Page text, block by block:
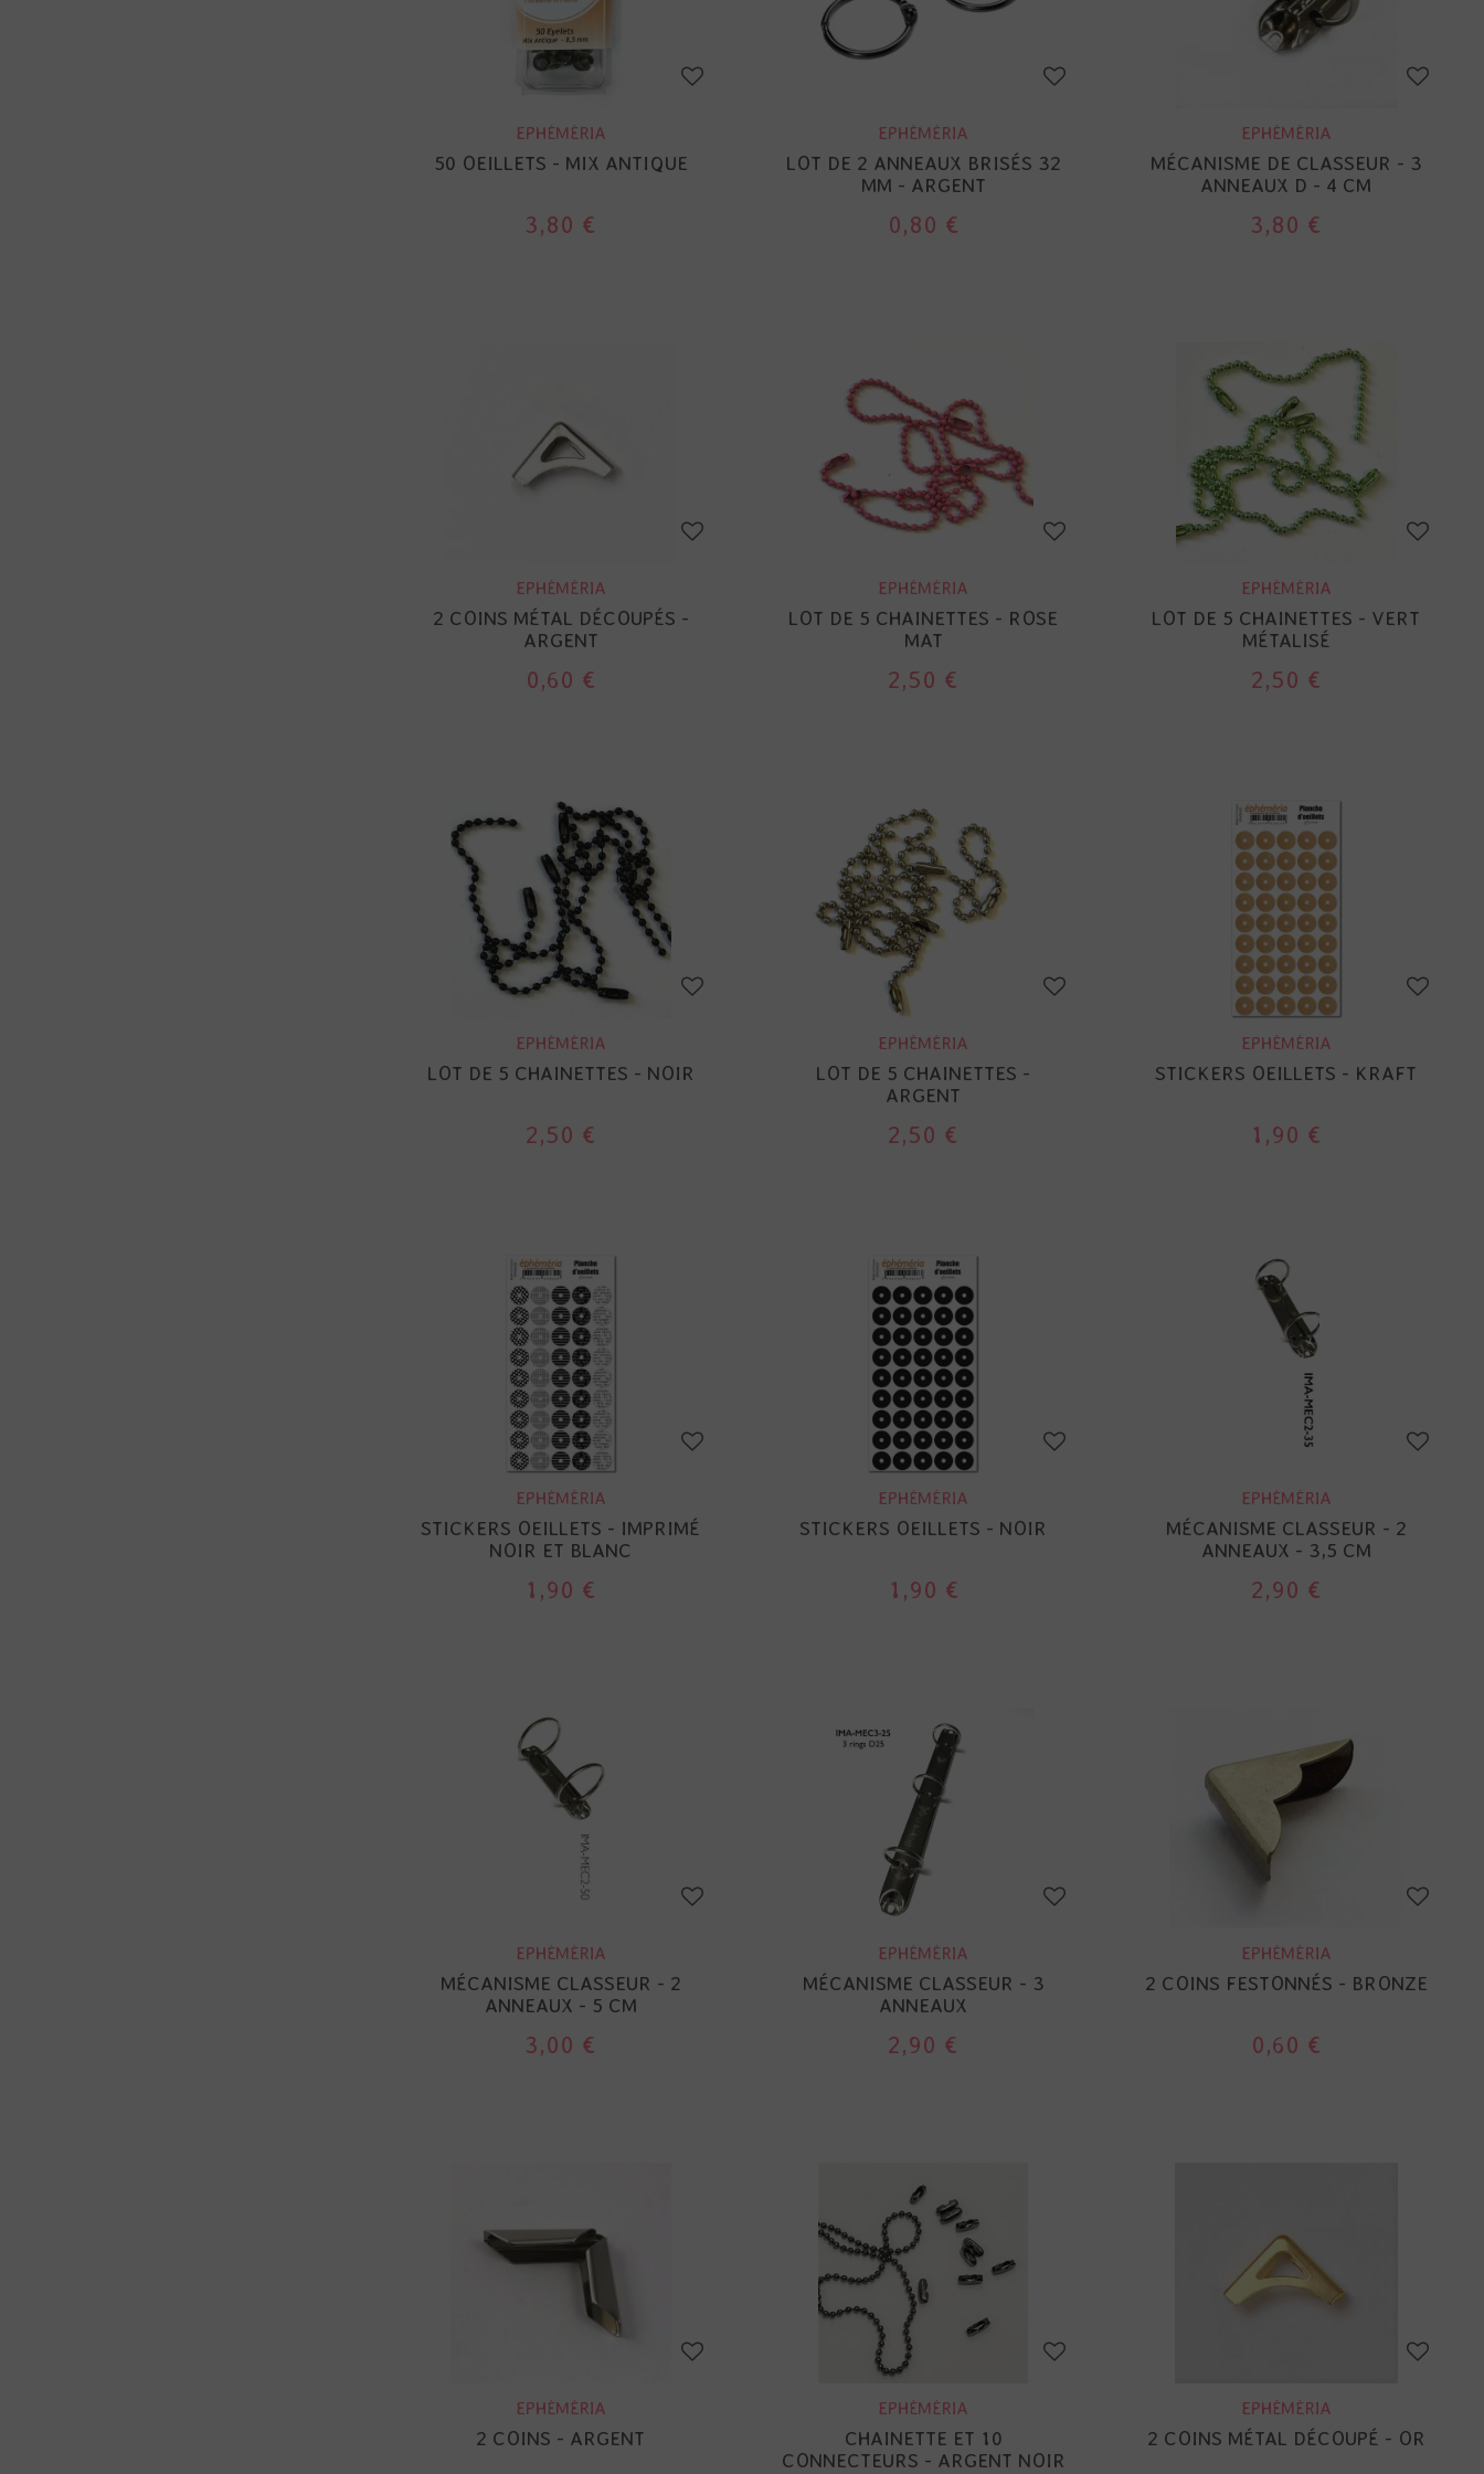
EPHÉMÉRIA
50 OEILLETS - MIX ANTIQUE
3,80 €
EPHÉMÉRIA
LOT DE 2 ANNEAUX BRISÉS 32
MM - ARGENT
0,80 €
EPHÉMÉRIA
MÉCANISME DE CLASSEUR - 3
ANNEAUX D - 4 CM
3,80 €
EPHÉMÉRIA
2 COINS MÉTAL DÉCOUPÉS -
ARGENT
0,60 €
EPHÉMÉRIA
LOT DE 5 CHAINETTES - ROSE
MAT
2,50 €
EPHÉMÉRIA
LOT DE 5 CHAINETTES - VERT
MÉTALISÉ
2,50 €
EPHÉMÉRIA
LOT DE 5 CHAINETTES - NOIR
2,50 €
EPHÉMÉRIA
LOT DE 5 CHAINETTES -
ARGENT
2,50 €
EPHÉMÉRIA
STICKERS OEILLETS - KRAFT
1,90 €
EPHÉMÉRIA
STICKERS OEILLETS - IMPRIMÉ
NOIR ET BLANC
1,90 €
EPHÉMÉRIA
STICKERS OEILLETS - NOIR
1,90 €
EPHÉMÉRIA
MÉCANISME CLASSEUR - 2
ANNEAUX - 3,5 CM
2,90 €
EPHÉMÉRIA
MÉCANISME CLASSEUR - 2
ANNEAUX - 5 CM
3,00 €
EPHÉMÉRIA
MÉCANISME CLASSEUR - 3
ANNEAUX
2,90 €
EPHÉMÉRIA
2 COINS FESTONNÉS - BRONZE
0,60 €
EPHÉMÉRIA
2 COINS - ARGENT
EPHÉMÉRIA
CHAINETTE ET 10
CONNECTEURS - ARGENT NOIR
EPHÉMÉRIA
2 COINS MÉTAL DÉCOUPÉ - OR